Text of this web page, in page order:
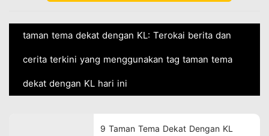
taman tema dekat dengan KL: Terokai berita dan
cerita terkini yang menggunakan tag taman tema
dekat dengan KL hari ini
9 Taman Tema Dekat Dengan KL